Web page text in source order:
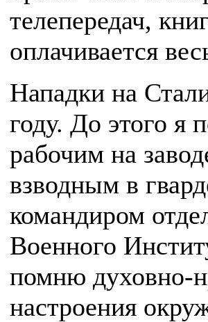
телепередач,
оплачивается
Нападки на
году. До этого я
рабочим на
взводным в
командиром
Военного
помню духовно-
настроения